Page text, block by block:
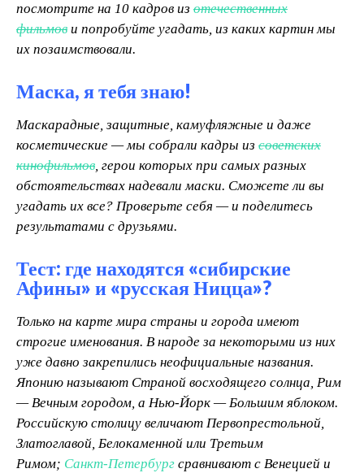
посмотрите на 10 кадров из отечественных
фильмов и попробуйте угадать, из каких картин мы
их позаимствовали.
Маска, я тебя знаю!
Маскарадные, защитные, камуфляжные и даже
косметические — мы собрали кадры из советских
кинофильмов, герои которых при самых разных
обстоятельствах надевали маски. Сможете ли вы
угадать их все? Проверьте себя — и поделитесь
результатами с друзьями.
Тест: где находятся «сибирские
Афины» и «русская Ницца»?
Только на карте мира страны и города имеют
строгие именования. В народе за некоторыми из них
уже давно закрепились неофициальные названия.
Японию называют Страной восходящего солнца, Рим
— Вечным городом, а Нью-Йорк — Большим яблоком.
Российскую столицу величают Первопрестольной,
Златоглавой, Белокаменной или Третьим
Римом; Санкт-Петербург сравнивают с Венецией и